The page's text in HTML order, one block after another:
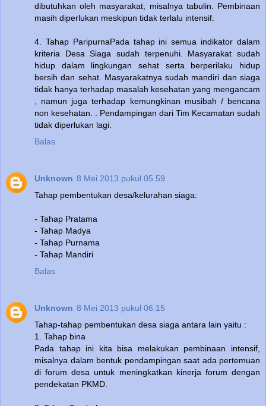
dibutuhkan oleh masyarakat, misalnya tabulin. Pembinaan
masih diperlukan meskipun tidak terlalu intensif.
4. Tahap ParipurnaPada tahap ini semua indikator dalam
kriteria Desa Siaga sudah terpenuhi. Masyarakat sudah
hidup dalam lingkungan sehat serta berperilaku hidup
bersih dan sehat. Masyarakatnya sudah mandiri dan siaga
tidak hanya terhadap masalah kesehatan yang mengancam
, namun juga terhadap kemungkinan musibah / bencana
non kesehatan. . Pendampingan dari Tim Kecamatan sudah
tidak diperlukan lagi.
Balas
Unknown 8 Mei 2013 pukul 05.59
Tahap pembentukan desa/kelurahan siaga:
- Tahap Pratama
- Tahap Madya
- Tahap Purnama
- Tahap Mandiri
Balas
Unknown 8 Mei 2013 pukul 06.15
Tahap-tahap pembentukan desa siaga antara lain yaitu :
1. Tahap bina
Pada tahap ini kita bisa melakukan pembinaan intensif,
misalnya dalam bentuk pendampingan saat ada pertemuan
di forum desa untuk meningkatkan kinerja forum dengan
pendekatan PKMD.